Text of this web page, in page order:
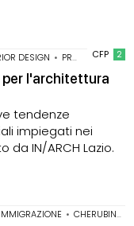
CFP 2
DESIGN • PROGETTAZIONE DI INTERNI
per l'architettura
tendenze
impiegati nei
IN/ARCH Lazio.
• CHERUBINO GAMBARDELLA